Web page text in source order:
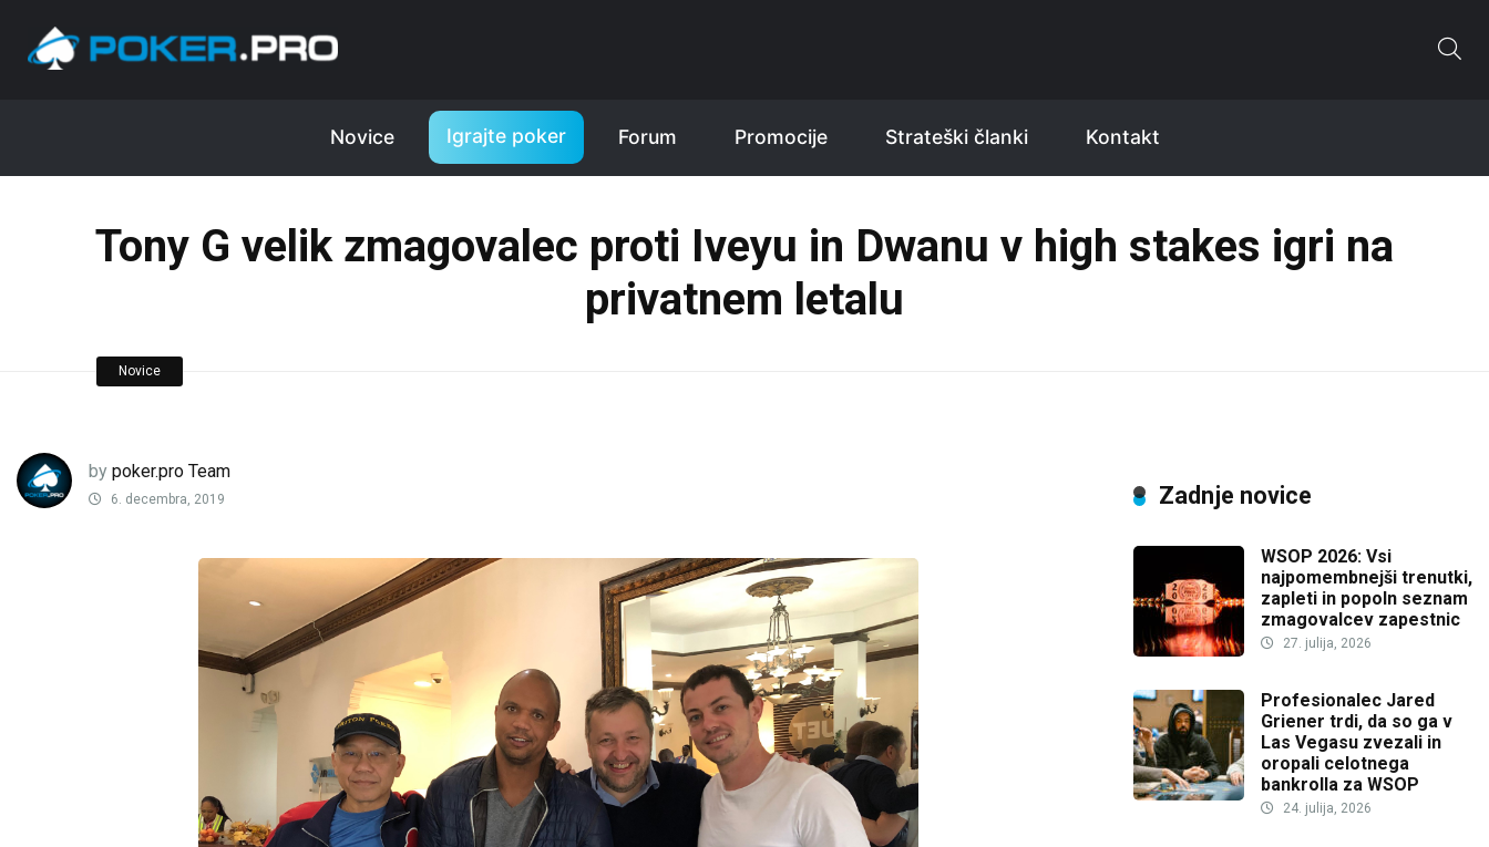
Novice Igrajte poker Forum Promocije Strateški članki Kontakt
Tony G velik zmagovalec proti Iveyu in Dwanu v high stakes igri na
privatnem letalu
Novice
by poker.pro Team
6. decembra, 2019 Zadnje novice
WSOP 2026: Vsi
najpomembnejši trenutki,
zapleti in popoln seznam
zmagovalcev zapestnic
27. julija, 2026
Profesionalec Jared
Griener trdi, da so ga v
Las Vegasu zvezali in
oropali celotnega
bankrolla za WSOP
24. julija, 2026